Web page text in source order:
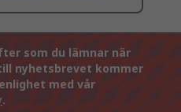
som du lämnar när
nyhetsbrevet kommer
med vår
.